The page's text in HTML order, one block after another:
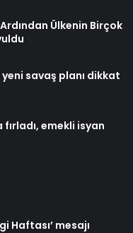
Ardından Ülkenin Birçok
savaş planı dikkat
emekli isyan
Haftası’ mesajı